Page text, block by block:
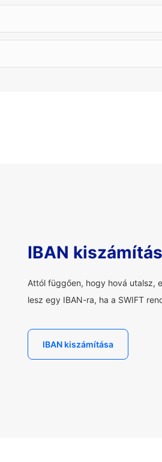
IBAN
Attól függően, hogy hová utalsz,
lesz egy IBAN-ra, ha a SWIFT
IBAN kiszámítása